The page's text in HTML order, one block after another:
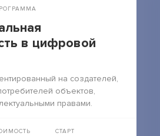
в цифровой
на создателей,
объектов,
правами.
СТАРТ